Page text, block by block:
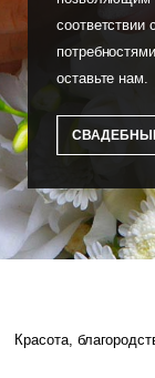
оставьте нам.
Красота,